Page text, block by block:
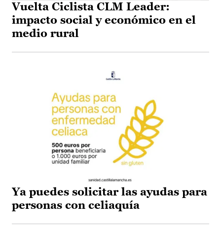
Vuelta Ciclista CLM Leader:
impacto social y económico en el
medio rural
Ya puedes solicitar las ayudas para
personas con celiaquía